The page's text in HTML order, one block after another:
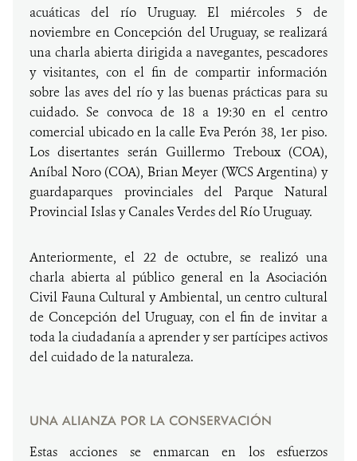
acuáticas del río Uruguay. El miércoles 5 de
noviembre en Concepción del Uruguay, se realizará
una charla abierta dirigida a navegantes, pescadores
y visitantes, con el fin de compartir información
sobre las aves del río y las buenas prácticas para su
cuidado. Se convoca de 18 a 19:30 en el centro
comercial ubicado en la calle Eva Perón 38, 1er piso.
Los disertantes serán Guillermo Treboux (COA),
Aníbal Noro (COA), Brian Meyer (WCS Argentina) y
guardaparques provinciales del Parque Natural
Provincial Islas y Canales Verdes del Río Uruguay.
Anteriormente, el 22 de octubre, se realizó una
charla abierta al público general en la Asociación
Civil Fauna Cultural y Ambiental, un centro cultural
de Concepción del Uruguay, con el fin de invitar a
toda la ciudadanía a aprender y ser partícipes activos
del cuidado de la naturaleza.
UNA ALIANZA POR LA CONSERVACIÓN
Estas acciones se enmarcan en los esfuerzos